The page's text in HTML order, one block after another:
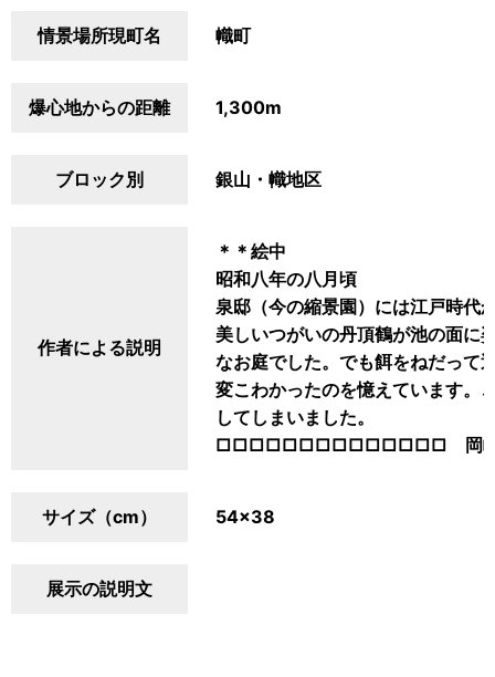
情景場所現町名 幟町
爆心地からの距離 1,300m
ブロック別 銀山・幟地区
作者による説明
＊＊絵中
昭和八年の八月頃
泉邸（今の縮景園）には江戸時代
美しいつがいの丹頂鶴が池の面に
なお庭でした。でも餌をねだって
変こわかったのを憶えています。
してしまいました。
□□□□□□□□□□□□□□ 岡崎
サイズ（cm） 54×38
展示の説明文